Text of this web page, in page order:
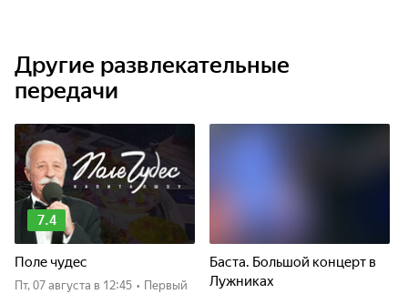
Другие развлекательные
передачи
7.4
Поле чудес
пт, 07 августа в 12:45 • Первый
Баста. Большой концерт в
Лужниках